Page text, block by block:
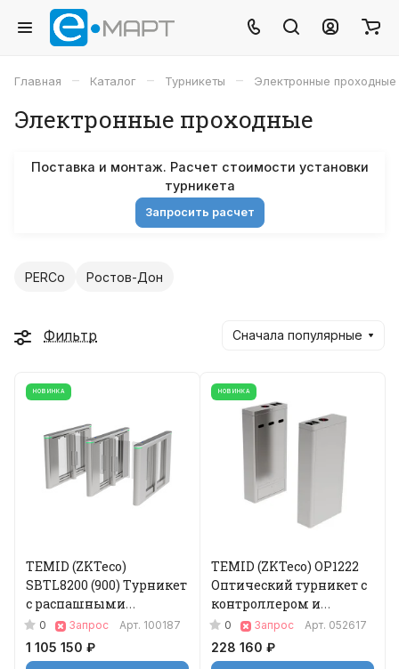
Главная – Каталог – Турникеты – Электронные проходные
Электронные проходные
Поставка и монтаж. Расчет стоимости установки
турникета
Запросить расчет
PERCo Ростов-Дон
Фильтр Сначала популярные
НОВИНКА
TEMID (ZKTeco)
SBTL8200 (900) Турникет
с распашными
створками
(центральный
элементы)
0 Запрос Арт. 100187
1 105 150 ₽
НОВИНКА
TEMID (ZKTeco) OP1222
Оптический турникет с
контроллером и
считывателем
отпечатка пальца и
RFID-карт
0 Запрос Арт. 052617
228 160 ₽